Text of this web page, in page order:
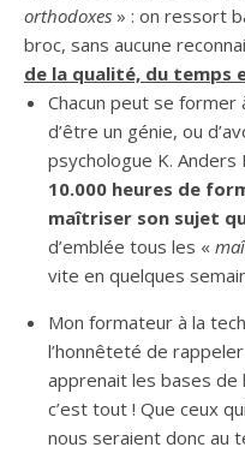
orthodoxes » : on ressort
broc, sans aucune
de la qualité, du temps
Chacun peut se former
d’être un génie, ou
psychologue K. Anders
10.000 heures de
maîtriser son sujet
d’emblée tous les «
vite en quelques
Mon formateur à la
l’honnêteté de
apprenait les bases de
c’est tout ! Que ceux
nous seraient donc au